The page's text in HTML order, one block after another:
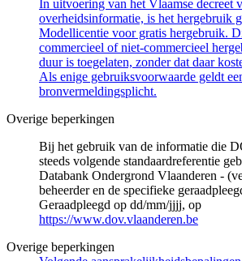
In uitvoering van het Vlaamse decreet
overheidsinformatie, is het hergebruik
Modellicentie voor gratis hergebruik.
commercieel of niet-commercieel
duur is toegelaten, zonder dat daar
Als enige gebruiksvoorwaarde geldt
bronvermeldingsplicht.
Overige beperkingen
Bij het gebruik van de informatie die
steeds volgende standaardreferentie
Databank Ondergrond Vlaanderen -
beheerder en de specifieke
Geraadpleegd op dd/mm/jjjj, op
https://www.dov.vlaanderen.be
Overige beperkingen